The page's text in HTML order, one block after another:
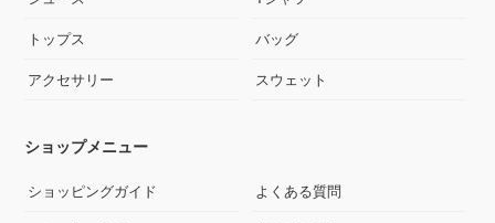
トップス バッグ
アクセサリー スウェット
ショップメニュー
ショッピングガイド よくある質問